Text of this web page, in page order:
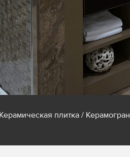
Керамическая плитка /